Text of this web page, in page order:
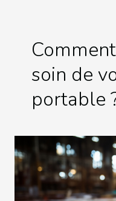
soin de
portable